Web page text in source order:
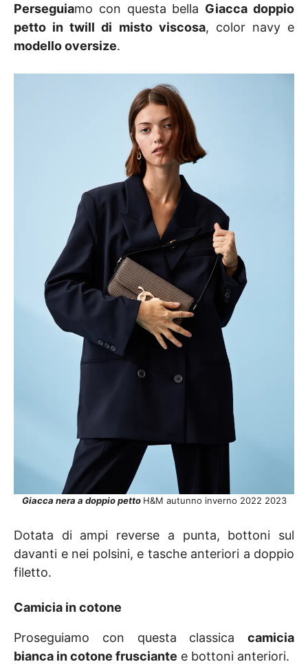
Perseguiamo con questa bella Giacca doppio
petto in twill di misto viscosa, color navy e
modello oversize.
Giacca nera a doppio petto H&M autunno inverno 2022 2023
Dotata di ampi reverse a punta, bottoni sul
davanti e nei polsini, e tasche anteriori a doppio
filetto.
Camicia in cotone
Proseguiamo con questa classica camicia
bianca in cotone frusciante e bottoni anteriori.